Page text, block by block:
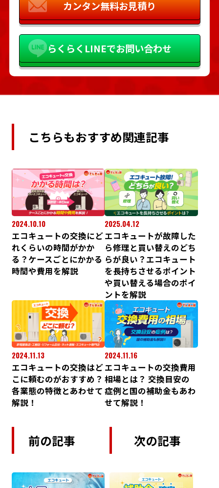
カンタン無料お見積り
らくらくLINEでお問い合わせ
こちらもおすすめ関連記事
2024.10.10
エコキュートの交換にど
れくらいの時間がかか
る？ケースごとにかかる
時間や費用を解説
2025.04.12
エコキュートが故障した
ら修理と買い替えのどち
らが良い？エコキュート
を長持ちさせるポイント
や買い替える場合のポイ
ントを解説
2024.11.13
エコキュートの交換はど
こに頼むのがおすすめ？
各業態の特徴とあわせて
解説！
2024.11.16
エコキュートの交換費用
相場とは？ 交換目安の
症例と国の補助金もあわ
せて解説！
前の記事 次の記事